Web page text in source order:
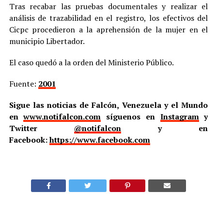
Tras recabar las pruebas documentales y realizar el
análisis de trazabilidad en el registro, los efectivos del
Cicpc procedieron a la aprehensión de la mujer en el
municipio Libertador.
El caso quedó a la orden del Ministerio Público.
Fuente: 2001
Sigue las noticias de Falcón, Venezuela y el Mundo
enwww.notifalcon.com síguenos en Instagramy
Twitter @notifalcony en
Facebook:https://www.facebook.com